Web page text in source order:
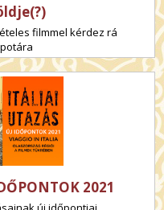
filmmel kérdez rá
2021